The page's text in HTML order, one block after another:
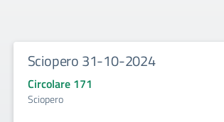
Sciopero 31-10-2024
Circolare 171
Sciopero